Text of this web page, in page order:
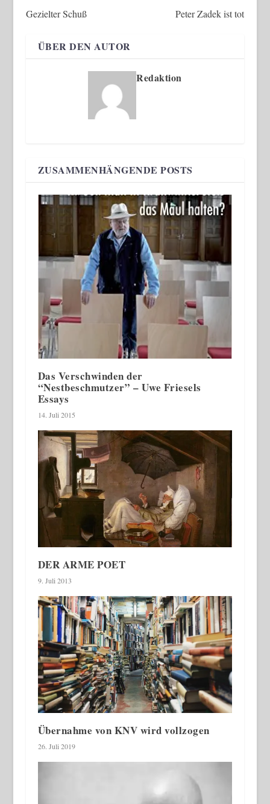
Gezielter Schuß Peter Zadek ist tot
ÜBER DEN AUTOR
Redaktion
ZUSAMMENHÄNGENDE POSTS
Das Verschwinden der
“Nestbeschmutzer” – Uwe Friesels
Essays
14. Juli 2015
DER ARME POET
9. Juli 2013
Übernahme von KNV wird vollzogen
26. Juli 2019